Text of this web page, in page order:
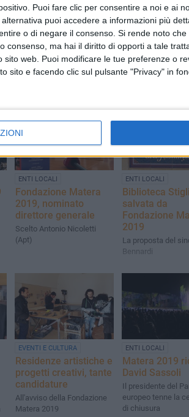
Puoi fare clic per consentire a noi e ai
puoi accedere a informazioni più
o di negare il consenso. Si rende noto
consenso, ma hai il diritto di opporti a tale
sito web. Puoi modificare le tue preferenze o
sito e facendo clic sul pulsante "Privacy" in
ENTI LOCALI
Fondazione Matera
2019, nominato
direttore generale
Scelto Antonio Nicoletti
(Apt)
ENTI LOCALI
Biblioteca
salvata da
Fondazione
2019
La proposta del
Bennardi
EVENTI E CULTURA
Residenze artistiche e
progetti creativi, tante
candidature
All'avviso della Fondazione
Matera 2019
ENTI LOCALI
Matera 2019
David Sassoli
Il presidente del
europeo tenne la
di chiusura